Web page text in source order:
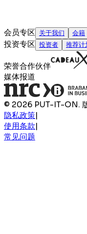
会员专区 关于我们 会籍
投资专区 投资者 推荐计
荣誉合作伙伴
媒体报道
© 2026 PUT-IT-ON. 版
隐私政策|
使用条款|
常见问题